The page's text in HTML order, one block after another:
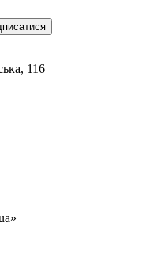
116